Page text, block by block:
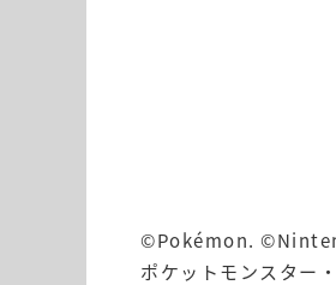
©Pokémon.
ポケットモンスター